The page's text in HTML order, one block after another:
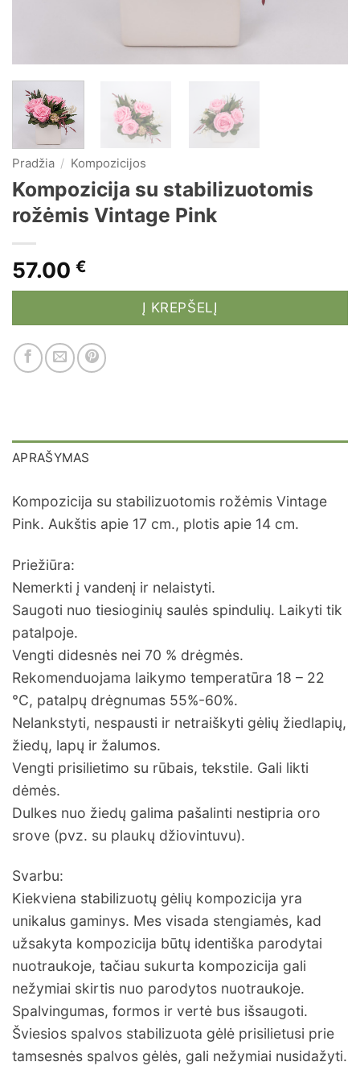
Pradžia / Kompozicijos
Kompozicija su stabilizuotomis
rožėmis Vintage Pink
57.00 €
Į KREPŠELĮ
APRAŠYMAS
Kompozicija su stabilizuotomis rožėmis Vintage
Pink. Aukštis apie 17 cm., plotis apie 14 cm.
Priežiūra:
Nemerkti į vandenį ir nelaistyti.
Saugoti nuo tiesioginių saulės spindulių. Laikyti tik
patalpoje.
Vengti didesnės nei 70 % drėgmės.
Rekomenduojama laikymo temperatūra 18 – 22
°C, patalpų drėgnumas 55%-60%.
Nelankstyti, nespausti ir netraiškyti gėlių žiedlapių,
žiedų, lapų ir žalumos.
Vengti prisilietimo su rūbais, tekstile. Gali likti
dėmės.
Dulkes nuo žiedų galima pašalinti nestipria oro
srove (pvz. su plaukų džiovintuvu).
Svarbu:
Kiekviena stabilizuotų gėlių kompozicija yra
unikalus gaminys. Mes visada stengiamės, kad
užsakyta kompozicija būtų identiška parodytai
nuotraukoje, tačiau sukurta kompozicija gali
nežymiai skirtis nuo parodytos nuotraukoje.
Spalvingumas, formos ir vertė bus išsaugoti.
Šviesios spalvos stabilizuota gėlė prisilietusi prie
tamsesnės spalvos gėlės, gali nežymiai nusidažyti.